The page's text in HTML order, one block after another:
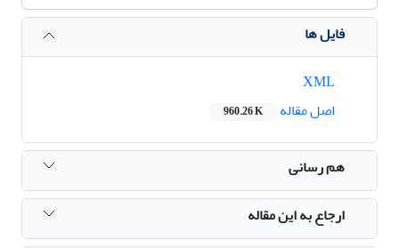
فایل ها
اصل مقاله
960.26 K
هم رسانی
ارجاع به این مقاله